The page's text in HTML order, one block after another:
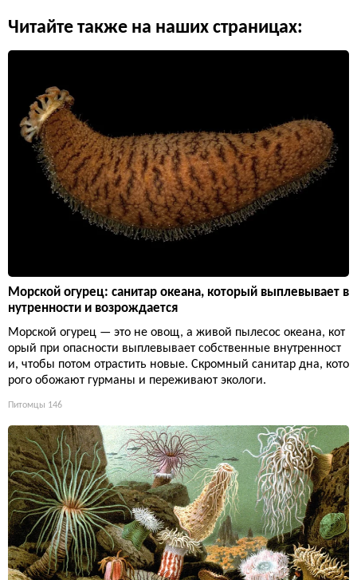
Читайте также на наших страницах:
Морской огурец: санитар океана, который выплевывает в
нутренности и возрождается
Морской огурец — это не овощ, а живой пылесос океана, кот
орый при опасности выплевывает собственные внутренност
и, чтобы потом отрастить новые. Скромный санитар дна, кото
рого обожают гурманы и переживают экологи.
Питомцы 146